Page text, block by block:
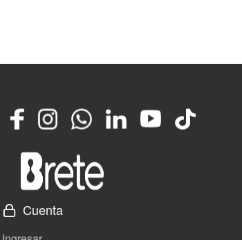
FacebookInstagramWhatsappLinkedInYouTube
TikTok
Cuenta